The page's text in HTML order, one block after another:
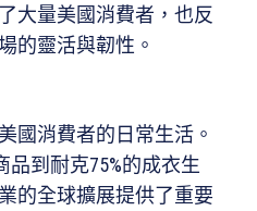
大量美國消費者，也反
的靈活與韌性。
國消費者的日常生活。
品到耐克75%的成衣生
的全球擴展提供了重要